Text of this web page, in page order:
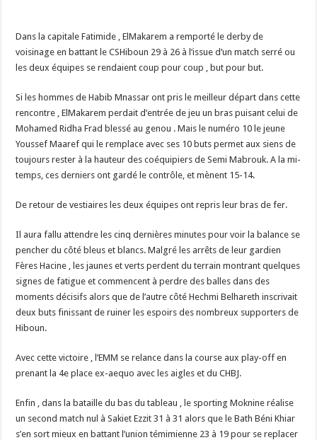
Dans la capitale Fatimide , ElMakarem a remporté le derby de
voisinage en battant le CSHiboun 29 à 26 à l’issue d’un match serré ou
les deux équipes se rendaient coup pour coup , but pour but.
Si les hommes de Habib Mnassar ont pris le meilleur départ dans cette
rencontre , ElMakarem perdait d’entrée de jeu un bras puisant celui de
Mohamed Ridha Frad blessé au genou . Mais le numéro 10 le jeune
Youssef Maaref qui le remplace avec ses 10 buts permet aux siens de
toujours rester à la hauteur des coéquipiers de Semi Mabrouk. A la mi-
temps, ces derniers ont gardé le contrôle, et mènent 15-14.
De retour de vestiaires les deux équipes ont repris leur bras de fer.
Il aura fallu attendre les cinq dernières minutes pour voir la balance se
pencher du côté bleus et blancs. Malgré les arrêts de leur gardien
Fères Hacine , les jaunes et verts perdent du terrain montrant quelques
signes de fatigue et commencent à perdre des balles dans des
moments décisifs alors que de l’autre côté Hechmi Belhareth inscrivait
deux buts finissant de ruiner les espoirs des nombreux supporters de
Hiboun.
Avec cette victoire , l’EMM se relance dans la course aux play-off en
prenant la 4e place ex-aequo avec les aigles et du CHBJ.
Enfin , dans la bataille du bas du tableau , le sporting Moknine réalise
un second match nul à Sakiet Ezzit 31 à 31 alors que le Bath Béni Khiar
s’en sort mieux en battant l’union témimienne 23 à 19 pour se replacer